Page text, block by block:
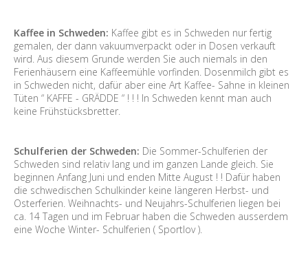
Kaffee in Schweden: Kaffee gibt es in Schweden nur fertig
gemalen, der dann vakuumverpackt oder in Dosen verkauft
wird. Aus diesem Grunde werden Sie auch niemals in den
Ferienhäusern eine Kaffeemühle vorfinden. Dosenmilch gibt es
in Schweden nicht, dafür aber eine Art Kaffee- Sahne in kleinen
Tüten “ KAFFE - GRÄDDE “ ! ! ! In Schweden kennt man auch
keine Frühstücksbretter.
Schulferien der Schweden: Die Sommer-Schulferien der
Schweden sind relativ lang und im ganzen Lande gleich. Sie
beginnen Anfang Juni und enden Mitte August ! ! Dafür haben
die schwedischen Schulkinder keine längeren Herbst- und
Osterferien. Weihnachts- und Neujahrs-Schulferien liegen bei
ca. 14 Tagen und im Februar haben die Schweden ausserdem
eine Woche Winter- Schulferien ( Sportlov ).